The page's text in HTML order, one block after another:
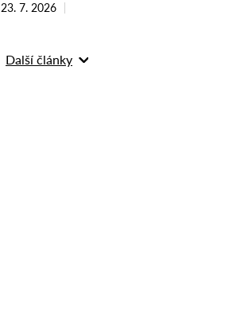
23. 7. 2026
Další články